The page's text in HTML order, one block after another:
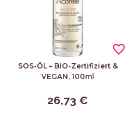
SOS-ÖL – BIO-Zertifiziert &
VEGAN, 100ml
26,73 €
favorite_border